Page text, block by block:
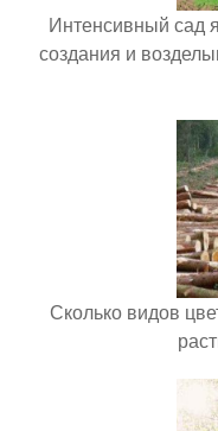
Интенсивный сад
создания и
Сколько видов